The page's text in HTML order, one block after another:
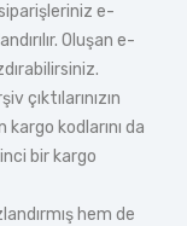
e-
Oluşan e-
çıktılarınızın
kodlarını da
bir kargo
hem de